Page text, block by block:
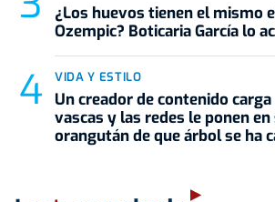
¿Los huevos tienen el mismo
Ozempic? Boticaria García lo
VIDA Y ESTILO
Un creador de contenido
vascas y las redes le ponen
orangután de que árbol se ha